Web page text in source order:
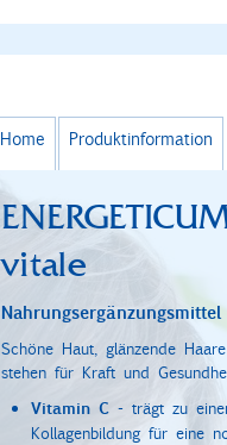
Home Produktinformation
vitale
Nahrungsergänzungsmittel
Schöne Haut, glänzende
stehen für Kraft und
Vitamin C- trägt zu
Kollagenbildung für eine